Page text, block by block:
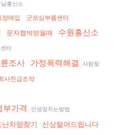
남흥신소
장매입 군포심부름센터
문자협박받을때 수원흥신소
터
조사 가정폭력해결 사람찾
사진급조작
부가격 인생망치는방법
난차량찾기 신상털어드립니다